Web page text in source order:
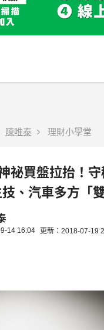
陳唯泰 理財小學堂
祕買盤拉抬！
、汽車多方「
自垂淚...
14 16:04 更新：2018-07-19